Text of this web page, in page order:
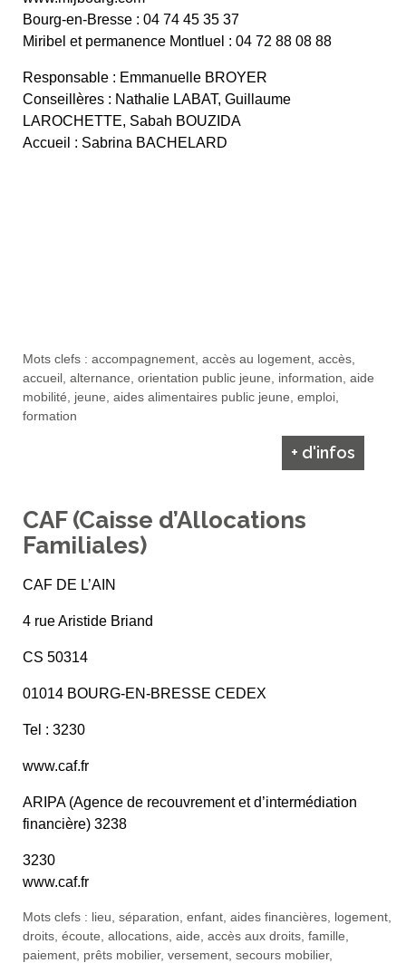
Bourg-en-Bresse : 04 74 45 35 37
Miribel et permanence Montluel : 04 72 88 08 88
Responsable : Emmanuelle BROYER
Conseillères : Nathalie LABAT, Guillaume
LAROCHETTE, Sabah BOUZIDA
Accueil : Sabrina BACHELARD
Mots clefs : accompagnement, accès au logement, accès,
accueil, alternance, orientation public jeune, information, aide
mobilité, jeune, aides alimentaires public jeune, emploi,
formation
+ d'infos
CAF (Caisse d’Allocations
Familiales)
CAF DE L’AIN
4 rue Aristide Briand
CS 50314
01014 BOURG-EN-BRESSE CEDEX
Tel : 3230
www.caf.fr
ARIPA (Agence de recouvrement et d’intermédiation
financière) 3238
3230
www.caf.fr
Mots clefs : lieu, séparation, enfant, aides financières, logement,
droits, écoute, allocations, aide, accès aux droits, famille,
paiement, prêts mobilier, versement, secours mobilier,